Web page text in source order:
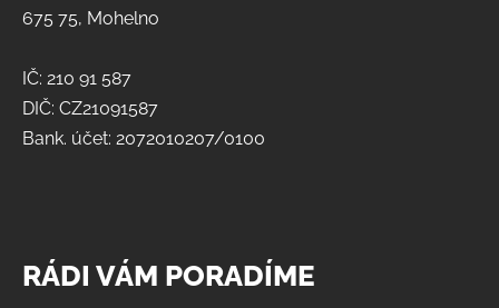
675 75, Mohelno
IČ: 210 91 587
DIČ: CZ21091587
Bank. účet: 2072010207/0100
RÁDI VÁM PORADÍME